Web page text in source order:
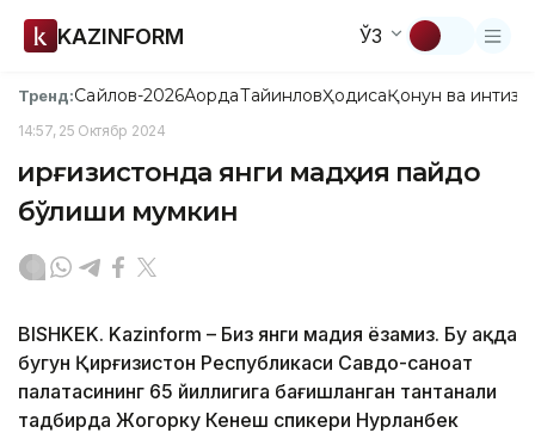
KAZINFORM ЎЗ
Тренд:Сайлов-2026АқордаТайинловҲодисаҚонун ва
14:57, 25 Октябр 2024
Қирғизистонда янги мадҳия пайдо
бўлиши мумкин
BISHKEK. Kazinform – Биз янги мадҳия ёзамиз. Бу ҳақда
бугун Қирғизистон Республикаси Савдо-саноат
палатасининг 65 йиллигига бағишланган тантанали
тадбирда Жогорку Кенеш спикери Нурланбек